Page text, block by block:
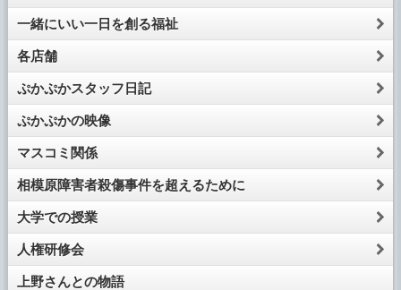
一緒にいい一日を創る福祉
各店舗
ぷかぷかスタッフ日記
ぷかぷかの映像
マスコミ関係
相模原障害者殺傷事件を超えるために
大学での授業
人権研修会
上野さんとの物語